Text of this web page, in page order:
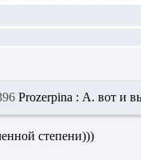
Prozerpina : А. вот и
степени)))